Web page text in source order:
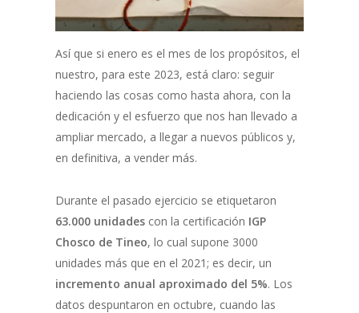
Así que si enero es el mes de los propósitos, el
nuestro, para este 2023, está claro: seguir
haciendo las cosas como hasta ahora, con la
dedicación y el esfuerzo que nos han llevado a
ampliar mercado, a llegar a nuevos públicos y,
en definitiva, a vender más.
Durante el pasado ejercicio se etiquetaron
63.000 unidadescon la certificación IGP
Chosco de Tineo, lo cual supone 3000
unidades más que en el 2021; es decir, un
incremento anual aproximado del 5%. Los
datos despuntaron en octubre, cuando las